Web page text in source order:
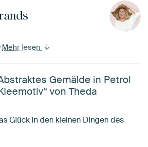
Mehr lesen
Gemälde in Petrol
von Theda
Glück in den kleinen Dingen des